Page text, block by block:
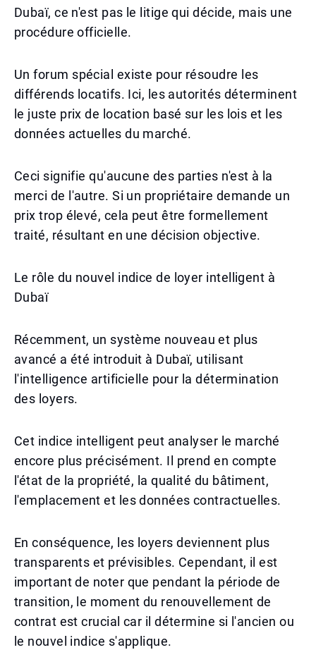
Dubaï, ce n'est pas le litige qui décide, mais une
procédure officielle.
Un forum spécial existe pour résoudre les
différends locatifs. Ici, les autorités déterminent
le juste prix de location basé sur les lois et les
données actuelles du marché.
Ceci signifie qu'aucune des parties n'est à la
merci de l'autre. Si un propriétaire demande un
prix trop élevé, cela peut être formellement
traité, résultant en une décision objective.
Le rôle du nouvel indice de loyer intelligent à
Dubaï
Récemment, un système nouveau et plus
avancé a été introduit à Dubaï, utilisant
l'intelligence artificielle pour la détermination
des loyers.
Cet indice intelligent peut analyser le marché
encore plus précisément. Il prend en compte
l'état de la propriété, la qualité du bâtiment,
l'emplacement et les données contractuelles.
En conséquence, les loyers deviennent plus
transparents et prévisibles. Cependant, il est
important de noter que pendant la période de
transition, le moment du renouvellement de
contrat est crucial car il détermine si l'ancien ou
le nouvel indice s'applique.